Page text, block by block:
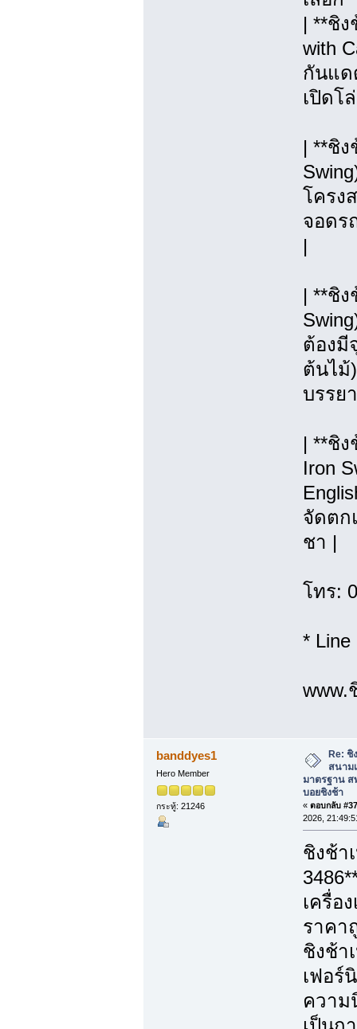
| **ชิง
with
กันแด
เปิดโ
| **ชิ
โครง
จอดร
|
| **ชิ
ต้องมี
ต้นไม้
บรรย
| **ชิง
Iron
จัดตก
ชา |
โทร:
* Line
www.
banddyes1
Hero Member
กระทู้: 21246
Re: ชิ
สนาม
มาตรฐาน ส
บอยชิงช้า
« ตอบกลับ
2026,
ชิงช้า
เครื่อ
ราคา
ชิงช้า
เฟอร์
ความ